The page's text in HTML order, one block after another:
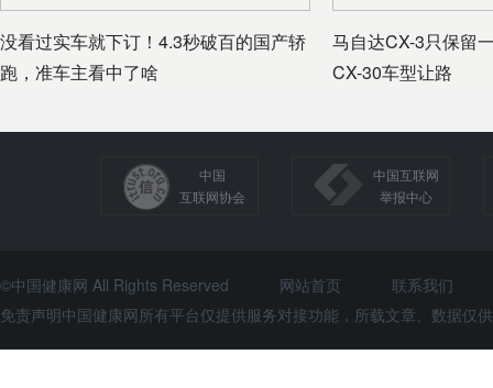
没看过实车就下订！4.3秒破百的国产轿
跑，准车主看中了啥
马自达CX-3只保留
CX-30车型让路
中国
互联网协会
中国互联网
举报中心
©中国健康网 All Rights Reserved 网站首页
联系我们
免责声明中国健康网所有平台仅提供服务对接功能，所载文章、数据